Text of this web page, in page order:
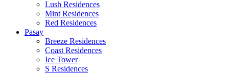
Lush Residences
Mint Residences
Red Residences
Pasay
Breeze Residences
Coast Residences
Ice Tower
S Residences